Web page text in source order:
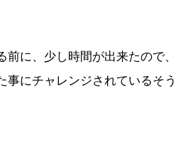
前に、少し時間が出来たので、
事にチャレンジされているそう